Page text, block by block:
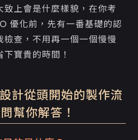
致上會是什麼樣貌，在你考
優化前，先有一番基礎的認
檢查，不用再一個一個慢慢
寶貴的時間！
計從頭開始的製作流
幫你解答！